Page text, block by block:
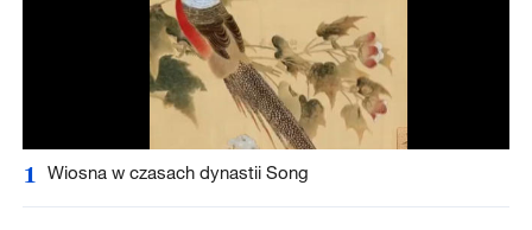
1 Wiosna w czasach dynastii Song